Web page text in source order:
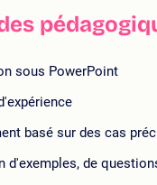
sous PowerPoint
basé sur des cas
d'exemples, de